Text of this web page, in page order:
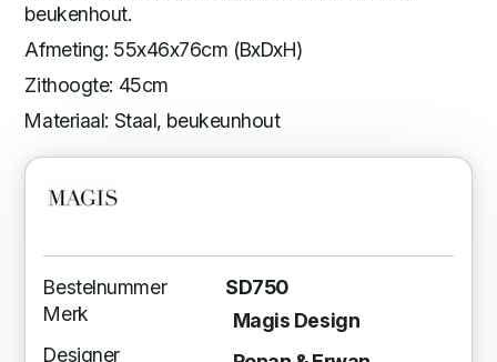
beukenhout.
Afmeting: 55x46x76cm (BxDxH)
Zithoogte: 45cm
Materiaal: Staal, beukeunhout
Bestelnummer
SD750
Merk
Magis Design
Designer